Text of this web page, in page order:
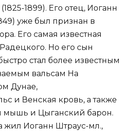
1899). Его отец, Иоганн
уже был признан в
Его самая известная
Но его сын
стал более известным
вальсам На
Дунае,
и Венская кровь, а также
мышь и Цыганский барон.
жил Иоганн Штраус-мл.,